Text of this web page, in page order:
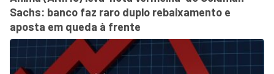
Sachs: banco faz raro duplo rebaixamento e
aposta em queda à frente